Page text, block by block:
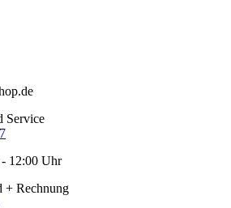
Service
12:00 Uhr
+ Rechnung